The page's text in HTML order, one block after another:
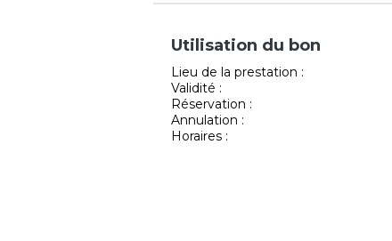
Utilisation du bon
Lieu de la prestation :
Validité :
Réservation :
Annulation :
Horaires :